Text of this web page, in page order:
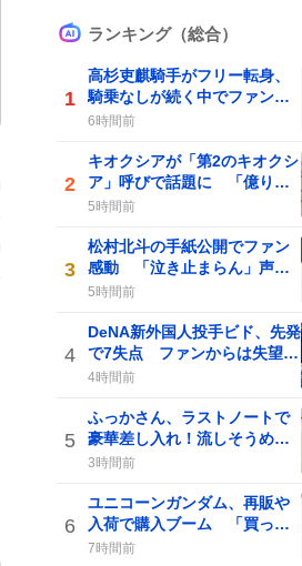
ランキング（総合）
1
高杉吏麒騎手がフリー転身、
騎乗なしが続く中でファンの
間に疑問の声が上がる
6時間前
2
キオクシアが「第2のキオクシ
ア」呼びで話題に 「億り人
量産年」の期待が一部で広が
5時間前
3
松村北斗の手紙公開でファン
感動 「泣き止まらん」声続
出 ゆごほくへの愛が炸裂
5時間前
4
DeNA新外国人投手ビド、先発
で7失点 ファンからは失望の
声も
4時間前
5
ふっかさん、ラストノートで
豪華差し入れ！流しそうめん
にみんな大興奮
3時間前
6
ユニコーンガンダム、再販や
入荷で購入ブーム 「買った
ぜ！」と喜びの声
7時間前